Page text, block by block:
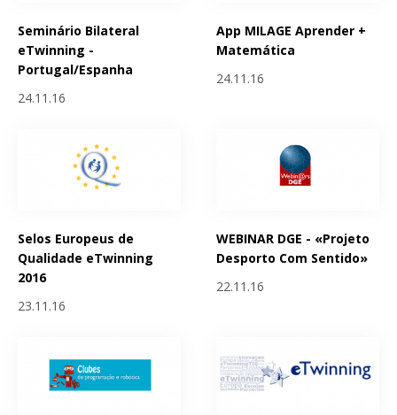
Seminário Bilateral
eTwinning -
Portugal/Espanha
24.11.16
App MILAGE Aprender +
Matemática
24.11.16
Selos Europeus de
Qualidade eTwinning
2016
23.11.16
WEBINAR DGE - «Projeto
Desporto Com Sentido»
22.11.16